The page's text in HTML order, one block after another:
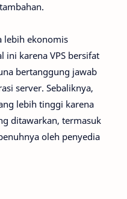
lebih ekonomis
ini karena VPS bersifat
bertanggung jawab
server. Sebaliknya,
lebih tinggi karena
ditawarkan, termasuk
oleh penyedia